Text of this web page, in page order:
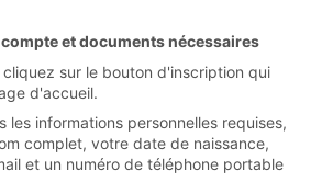
et documents nécessaires
cliquez sur le bouton d'inscription qui
d'accueil.
les informations personnelles requises,
complet, votre date de naissance,
et un numéro de téléphone portable